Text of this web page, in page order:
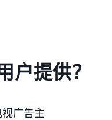
户提供？
广告主